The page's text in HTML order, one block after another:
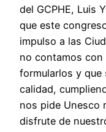
del GCPHE, Luis
que este
impulso a las
no contamos con
formularlos y que
calidad,
nos pide Unesco
disfrute de